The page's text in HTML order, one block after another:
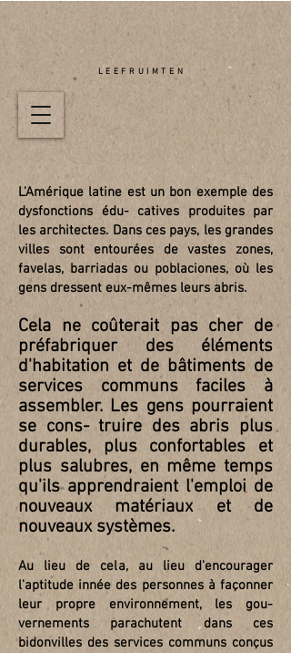
LEEFRUIMTEN
L'Amérique latine est un bon exemple des
dysfonctions édu- catives produites par
les architectes. Dans ces pays, les grandes
villes sont entourées de vastes zones,
favelas, barriadas ou poblaciones, où les
gens dressent eux-mêmes leurs abris.
Cela ne coûterait pas cher de
préfabriquer des éléments
d'habitation et de bâtiments de
services communs faciles à
assembler. Les gens pourraient
se cons- truire des abris plus
durables, plus confortables et
plus salubres, en même temps
qu'ils apprendraient l'emploi de
nouveaux matériaux et de
nouveaux systèmes.
Au lieu de cela, au lieu d'encourager
l'aptitude innée des personnes à façonner
leur propre environnement, les gou-
vernements parachutent dans ces
bidonvilles des services communs conçus